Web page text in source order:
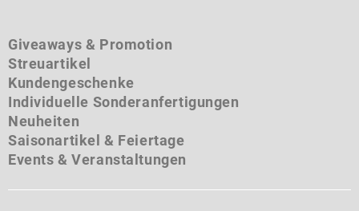
Giveaways & Promotion
Streuartikel
Kundengeschenke
Individuelle Sonderanfertigungen
Neuheiten
Saisonartikel & Feiertage
Events & Veranstaltungen